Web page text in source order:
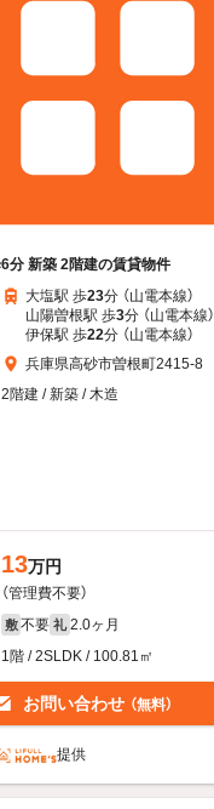
分 新築 2階建の賃貸物件
大塩駅 歩23分 （山電本線）
山陽曽根駅 歩3分 （山電本線）
伊保駅 歩22分 （山電本線）
兵庫県高砂市曽根町2415-8
2階建 / 新築 / 木造
13万円
（管理費不要）
敷 不要 礼 2.0ヶ月
1階 / 2SLDK / 100.81㎡
お問い合わせ （無料）
提供